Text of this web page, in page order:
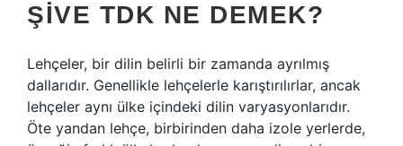
ŞIVE TDK NE DEMEK?
Lehçeler, bir dilin belirli bir zamanda ayrılmış
dallarıdır. Genellikle lehçelerle karıştırılırlar, ancak
lehçeler aynı ülke içindeki dilin varyasyonlarıdır.
Öte yandan lehçe, birbirinden daha izole yerlerde,